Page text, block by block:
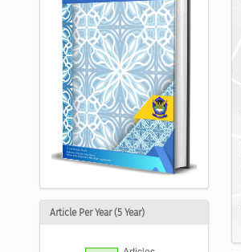
Article Per Year (5 Year)